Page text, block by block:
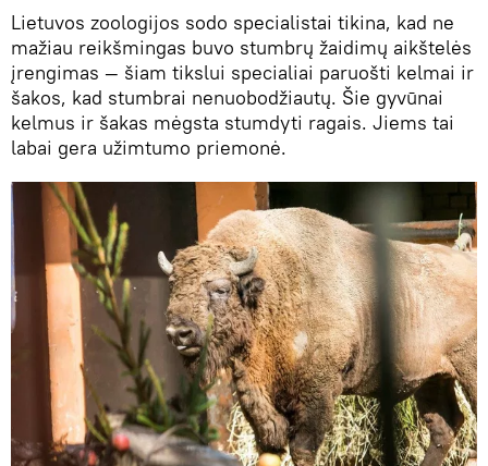
Lietuvos zoologijos sodo specialistai tikina, kad ne
mažiau reikšmingas buvo stumbrų žaidimų aikštelės
įrengimas — šiam tikslui specialiai paruošti kelmai ir
šakos, kad stumbrai nenuobodžiautų. Šie gyvūnai
kelmus ir šakas mėgsta stumdyti ragais. Jiems tai
labai gera užimtumo priemonė.